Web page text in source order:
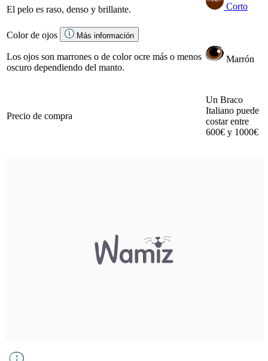
El pelo es raso, denso y brillante. Corto
Color de ojos Más información
Los ojos son marrones o de color ocre más o menos
oscuro dependiendo del manto.
Marrón
Precio de compra
Un Braco
Italiano puede
costar entre
600€ y 1000€